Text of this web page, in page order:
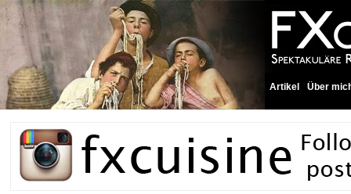
Artikel Über